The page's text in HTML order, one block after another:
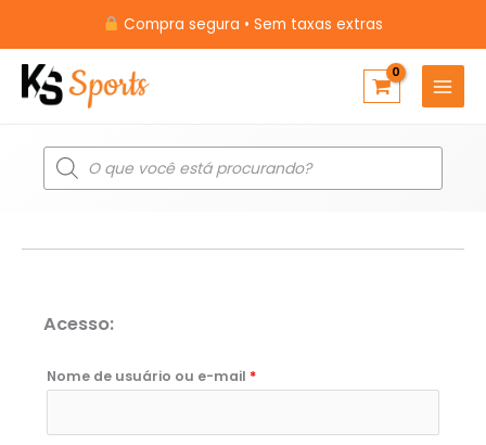
conteúdo
Compra segura • Sem taxas extras
Pesquisar
produtos
Acesso:
Nome de usuário ou e-mail *